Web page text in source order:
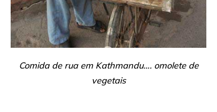
Comida de rua em Kathmandu…. omolete de
vegetais